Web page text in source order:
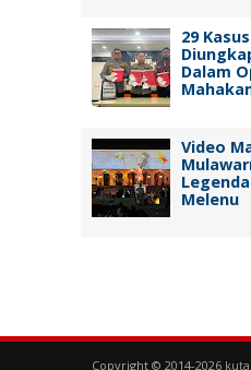
29
Dalam
Video
Melenu
Copyright © 2014-2026